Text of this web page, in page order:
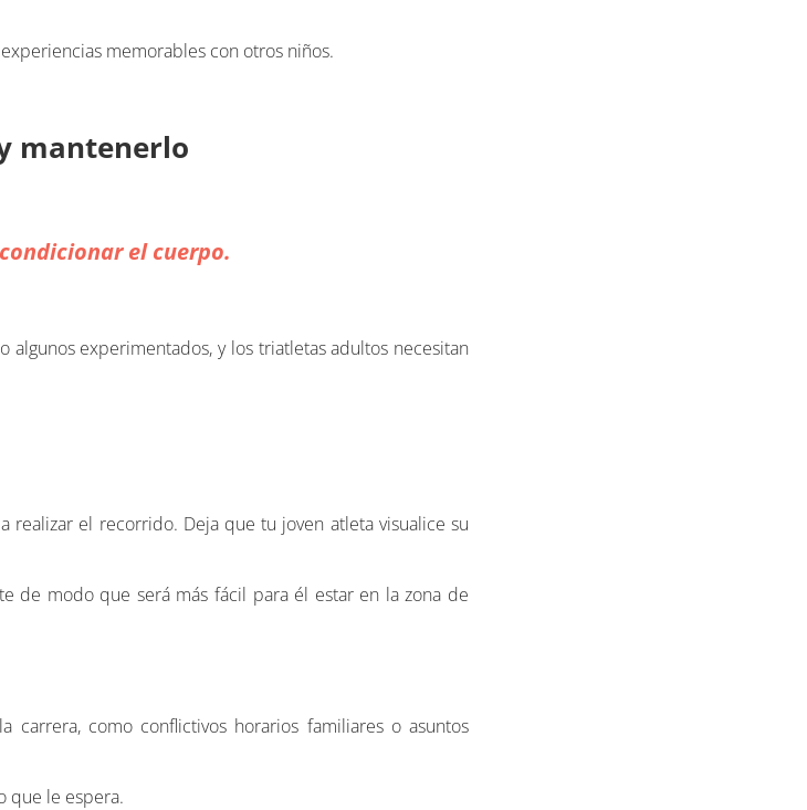
memorables con otros niños.
mantenerlo
el cuerpo.
experimentados, y los triatletas adultos necesitan
realizar el recorrido. Deja que tu joven atleta visualice su
de modo que será más fácil para él estar en la zona de
como conflictivos horarios familiares o asuntos
que le espera.